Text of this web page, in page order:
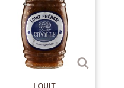
i prodotti sono arrivati il
da obiettare. Un metodo